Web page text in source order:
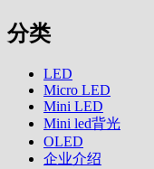
分类
LED
Micro LED
Mini LED
Mini led背光
OLED
企业介绍